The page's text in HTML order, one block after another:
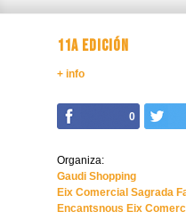
11A EDICIÓN
+ info
0
Organiza:
Gaudi Shopping
Eix Comercial Sagrada
Encantsnous Eix